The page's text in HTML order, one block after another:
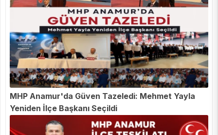
MHP Anamur'da Güven Tazeledi: Mehmet Yayla
Yeniden İlçe Başkanı Seçildi